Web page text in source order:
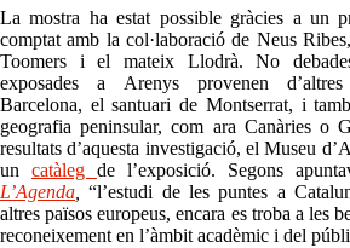
La mostra ha estat possible gràcies a un
comptat amb la col·laboració de Neus
Toomers i el mateix Llodrà. No
exposades a Arenys provenen
Barcelona, el santuari de Montserrat, i
geografia peninsular, com ara Canàries o
resultats d’aquesta investigació, el Museu
un catàleg de l’exposició. Segons
L’Agenda,“l’estudi de les puntes a
altres països europeus, encara es troba a les
reconeixement en l’àmbit acadèmic i del